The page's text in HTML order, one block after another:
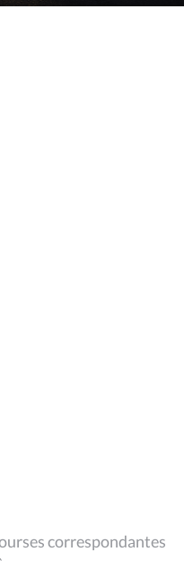
correspondantes